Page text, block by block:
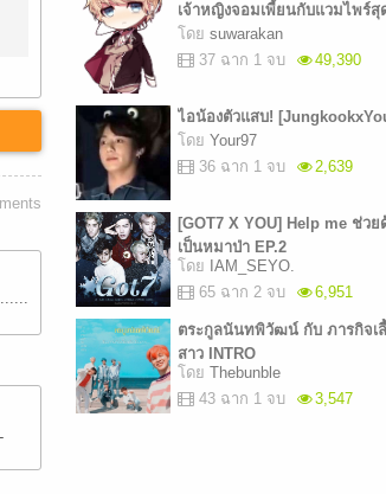
เจ้าหญิงจอมเพี้ยนกับแวมไพร์สุ
โดย suwarakan
37 ฉาก 1 จบ
49,390
ไอน้องตัวแสบ!
โดย Your97
36 ฉาก 1 จบ
2,639
[GOT7 X YOU] Help me ช่วย
เป็นหมาป่า EP.2
โดย IAM_SEYO.
65 ฉาก 2 จบ
6,951
ตระกูลนันทพิวัฒน์ กับ ภารกิจเ
สาว INTRO
โดย Thebunble
43 ฉาก 1 จบ
3,547